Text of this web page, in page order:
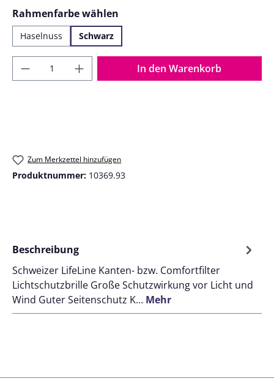
Rahmenfarbe wählen
Haselnuss Schwarz
Produkt Anzahl: Gib den gewünschten
In den Warenkorb
Zum Merkzettel hinzufügen
Produktnummer: 10369.93
Beschreibung
Schweizer LifeLine Kanten- bzw. Comfortfilter
Lichtschutzbrille Große Schutzwirkung vor Licht und
Wind Guter Seitenschutz K… Mehr